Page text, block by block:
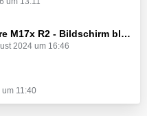
- Bildschirm bleibt schwarz beim Start
2024 um 16:46
11:40